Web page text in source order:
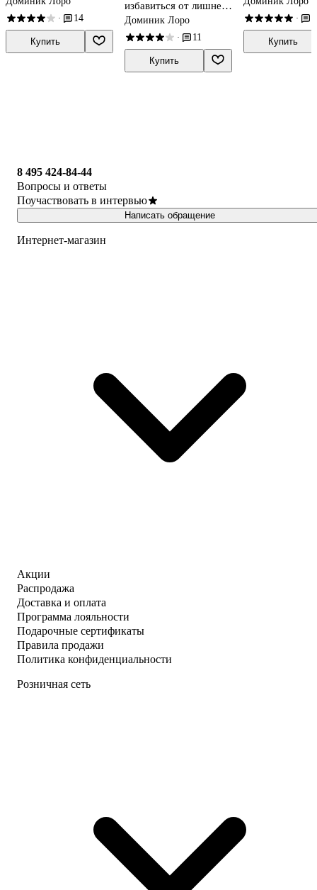
жизнь
· 14
Купить
избавиться от лишнего
и обогатить свою
жизнь
Доминик Лоро
· 11
Купить
жизнь
·
Купить
8 495 424-84-44
Вопросы и ответы
Поучаствовать в интервью
Написать обращение
Интернет-магазин
Акции
Распродажа
Доставка и оплата
Программа лояльности
Подарочные сертификаты
Правила продажи
Политика конфиденциальности
Розничная сеть